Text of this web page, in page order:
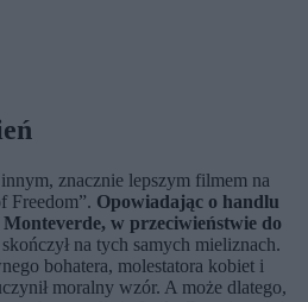
znacznie lepszym filmem na
Freedom”. Opowiadając o handlu
w przeciwieństwie do
na tych samych mieliznach.
bohatera, molestatora kobiet i
moralny wzór. A może dlatego,